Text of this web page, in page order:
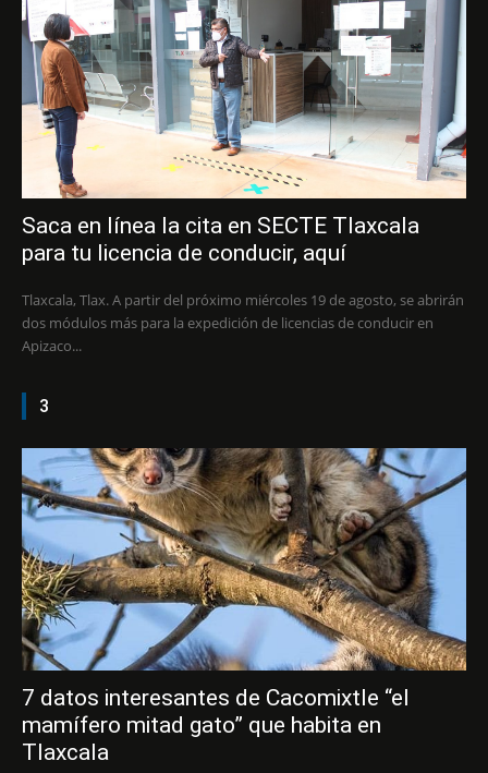
Saca en línea la cita en SECTE Tlaxcala
para tu licencia de conducir, aquí
Tlaxcala, Tlax. A partir del próximo miércoles 19 de agosto, se abrirán
dos módulos más para la expedición de licencias de conducir en
Apizaco...
3
7 datos interesantes de Cacomixtle “el
mamífero mitad gato” que habita en
Tlaxcala